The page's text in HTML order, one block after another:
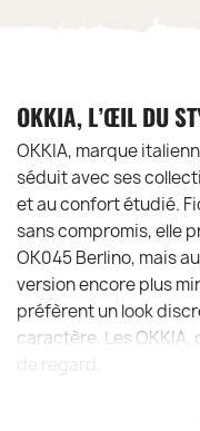
OKKIA, L’ŒIL DU
OKKIA, marque
séduit avec ses
et au confort étudié.
sans compromis, elle
OK045 Berlino, mais
version encore plus
préfèrent un look
caractère. Les OKKIA,